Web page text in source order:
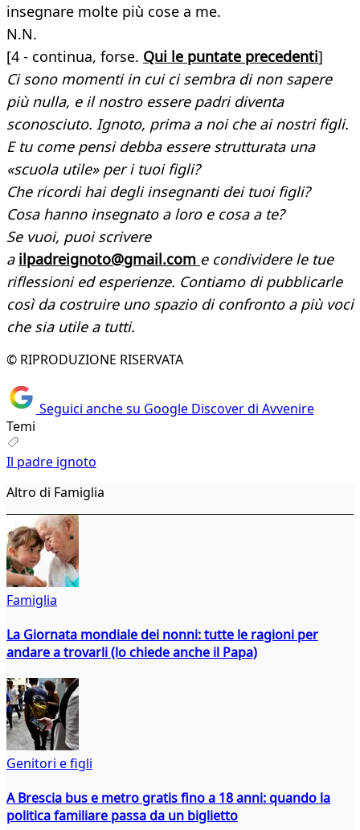
insegnare molte più cose a me.
N.N.
[4 - continua, forse. Qui le puntate precedenti]
Ci sono momenti in cui ci sembra di non sapere
più nulla, e il nostro essere padri diventa
sconosciuto. Ignoto, prima a noi che ai nostri figli.
E tu come pensi debba essere strutturata una
«scuola utile» per i tuoi figli?
Che ricordi hai degli insegnanti dei tuoi figli?
Cosa hanno insegnato a loro e cosa a te?
Se vuoi, puoi scrivere
a ilpadreignoto@gmail.com e condividere le tue
riflessioni ed esperienze. Contiamo di pubblicarle
così da costruire uno spazio di confronto a più voci
che sia utile a tutti.
© RIPRODUZIONE RISERVATA
Seguici anche su Google Discover di Avvenire
Temi
Il padre ignoto
Altro di Famiglia
Famiglia
La Giornata mondiale dei nonni: tutte le ragioni per
andare a trovarli (lo chiede anche il Papa)
Genitori e figli
A Brescia bus e metro gratis fino a 18 anni: quando la
politica familiare passa da un biglietto